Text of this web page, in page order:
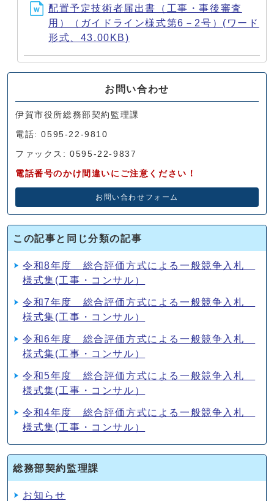
配置予定技術者届出書（工事・事後審査
用）（ガイドライン様式第6－2号）(ワード
形式、43.00KB)
お問い合わせ
伊賀市役所総務部契約監理課
電話: 0595-22-9810
ファックス: 0595-22-9837
電話番号のかけ間違いにご注意ください！
お問い合わせフォーム
この記事と同じ分類の記事
令和8年度 総合評価方式による一般競争入札
様式集(工事・コンサル）
令和7年度 総合評価方式による一般競争入札
様式集(工事・コンサル）
令和6年度 総合評価方式による一般競争入札
様式集(工事・コンサル）
令和5年度 総合評価方式による一般競争入札
様式集(工事・コンサル）
令和4年度 総合評価方式による一般競争入札
様式集(工事・コンサル）
総務部契約監理課
お知らせ